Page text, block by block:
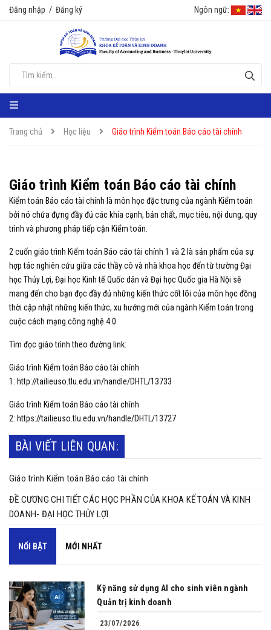
Đăng nhập / Đăng ký Ngôn ngữ:
Trang chủ Học liệu Giáo trình Kiểm toán Báo cáo tài chính
Giáo trình Kiểm toán Báo cáo tài chính
Kiểm toán Báo cáo tài chính là môn học đặc trưng của ngành Kiểm toán
bởi nó chứa đựng đầy đủ các khía cạnh, bản chất, mục tiêu, nội dung, quy
trình và phương pháp tiếp cận Kiểm toán.
2 cuốn giáo trình Kiểm toán Báo cáo tài chính 1 và 2 là sản phẩm của sự
hợp tác nghiên cứu giữa các thầy cô và nhà khoa học đến từ trường Đại
học Thủy Lợi, Đại học Kinh tế Quốc dân và Đại học Quốc gia Hà Nội sẽ
mang đến cho bạn đọc đầy đủ những kiến thức cốt lõi của môn học đồng
thời cập nhật những kiến thức, xu hướng mới của ngành Kiểm toán trong
cuộc cách mạng công nghệ 4.0
Tìm đọc giáo trình theo đường link:
Giáo trình Kiểm toán Báo cáo tài chính
1: http://tailieuso.tlu.edu.vn/handle/DHTL/13733
Giáo trình Kiểm toán Báo cáo tài chính
2: https://tailieuso.tlu.edu.vn/handle/DHTL/13727
BÀI VIẾT LIÊN QUAN:
Giáo trình Kiểm toán Báo cáo tài chính
ĐỀ CƯƠNG CHI TIẾT CÁC HỌC PHẦN CỦA KHOA KẾ TOÁN VÀ KINH
DOANH- ĐẠI HỌC THỦY LỢI
NỔI BẬT MỚI NHẤT
Kỹ năng sử dụng AI cho sinh viên ngành
Quản trị kinh doanh
23/07/2026